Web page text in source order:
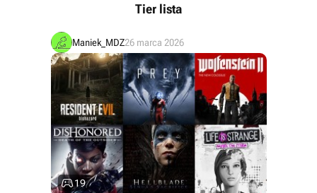
Tier lista
Maniek_MDZ26 marca 2026
19